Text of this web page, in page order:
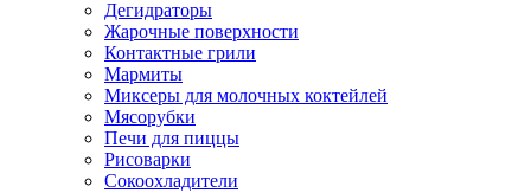
Дегидраторы
Жарочные поверхности
Контактные грили
Мармиты
Миксеры для молочных коктейлей
Мясорубки
Печи для пиццы
Рисоварки
Сокоохладители